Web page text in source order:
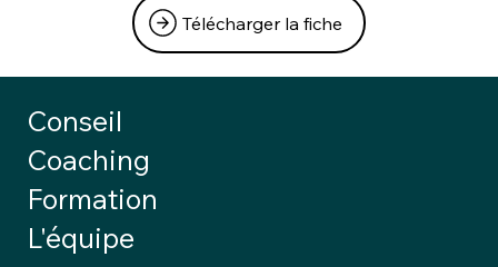
Télécharger la fiche
Conseil
Coaching
Formation
L'équipe